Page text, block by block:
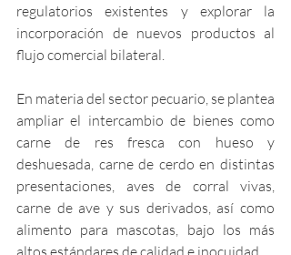
regulatorios existentes y explorar la
incorporación de nuevos productos al
flujo comercial bilateral.
En materia del sector pecuario, se plantea
ampliar el intercambio de bienes como
carne de res fresca con hueso y
deshuesada, carne de cerdo en distintas
presentaciones, aves de corral vivas,
carne de ave y sus derivados, así como
alimento para mascotas, bajo los más